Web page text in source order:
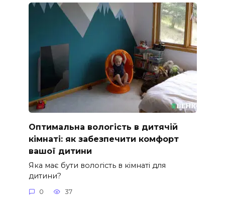
Оптимальна вологість в дитячій
кімнаті: як забезпечити комфорт
вашої дитини
Яка має бути вологість в кімнаті для
дитини?
0 37